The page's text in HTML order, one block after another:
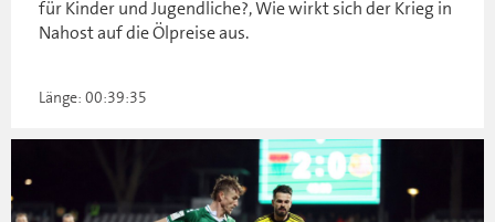
für Kinder und Jugendliche?, Wie wirkt sich der Krieg in
Nahost auf die Ölpreise aus.
Länge: 00:39:35